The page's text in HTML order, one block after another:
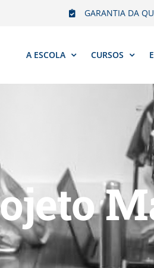
GARANTIA DA
A ESCOLA CURSOS